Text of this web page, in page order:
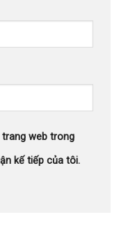
web trong
kế tiếp của tôi.